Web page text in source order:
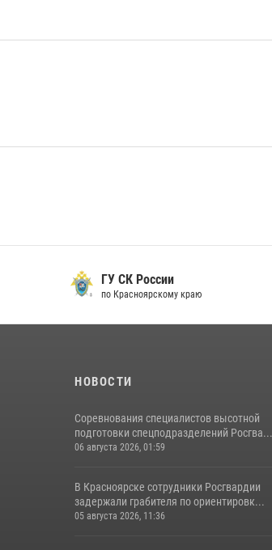
ГУ СК России
по Красноярскому краю
НОВОСТИ
Соревнования специалистов высотной
подготовки спецподразделений Росгва...
06 августа 2026, 01:59
В Красноярске сотрудники Росгвардии
задержали грабителя по ориентировк...
05 августа 2026, 11:36